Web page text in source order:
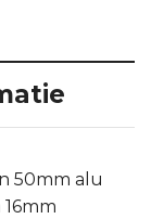
50mm alu